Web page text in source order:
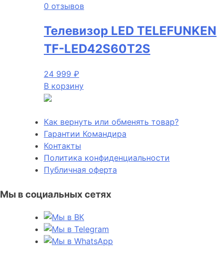
0 отзывов
Телевизор LED TELEFUNKEN
TF-LED42S60T2S
24 999 ₽
В корзину
Как вернуть или обменять товар?
Гарантии Командира
Контакты
Политика конфиденциальности
Публичная оферта
Мы в социальных сетях